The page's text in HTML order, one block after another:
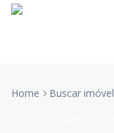
Home Buscar imóvel